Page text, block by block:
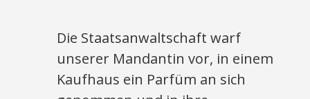
Die Staatsanwaltschaft warf
unserer Mandantin vor, in einem
Kaufhaus ein Parfüm an sich